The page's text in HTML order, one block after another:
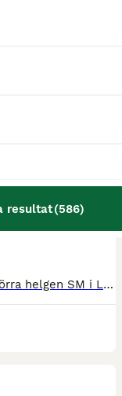
resultat(586)
) 😊
9 årigt C-ponny sto nu till salu . Vann förra helgen SM i LB hoppning 🥰. I toppform , kapacitet för höga klasser . Säljs endast till rätt hem . Vi är Väldigt måna vart hon hamnar . Skicka för mer info 0706112171 eller direkt till whats up på samma nummer .